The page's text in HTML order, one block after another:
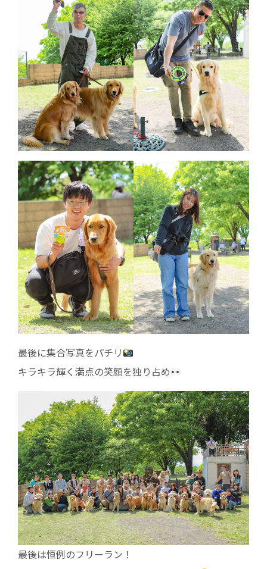
最後に集合写真をパチリ
キラキラ輝く満点の笑顔を独り占め
最後は恒例のフリーラン！